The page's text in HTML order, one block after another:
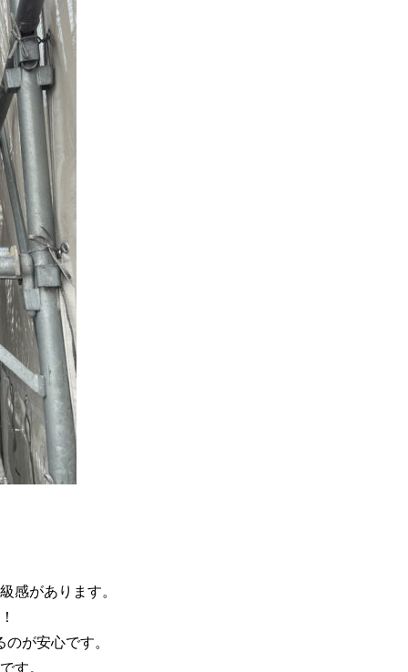
感があります。
が安心です。
す。